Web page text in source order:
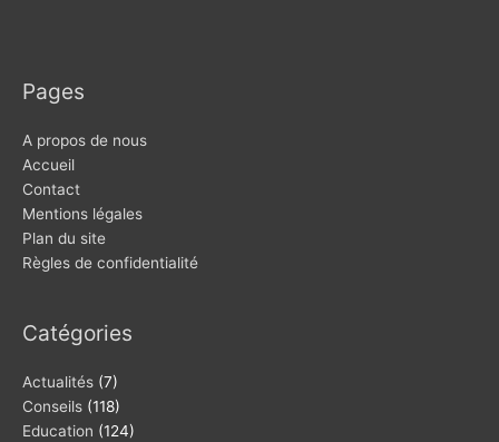
Pages
A propos de nous
Accueil
Contact
Mentions légales
Plan du site
Règles de confidentialité
Catégories
Actualités (7)
Conseils (118)
Education (124)